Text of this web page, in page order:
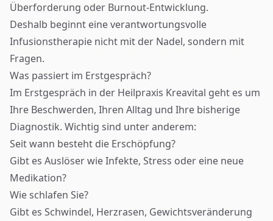
Überforderung oder Burnout-Entwicklung.
Deshalb beginnt eine verantwortungsvolle
Infusionstherapie nicht mit der Nadel, sondern mit
Fragen.
Was passiert im Erstgespräch?
Im Erstgespräch in der Heilpraxis Kreavital geht es um
Ihre Beschwerden, Ihren Alltag und Ihre bisherige
Diagnostik. Wichtig sind unter anderem:
Seit wann besteht die Erschöpfung?
Gibt es Auslöser wie Infekte, Stress oder eine neue
Medikation?
Wie schlafen Sie?
Gibt es Schwindel, Herzrasen, Gewichtsveränderung